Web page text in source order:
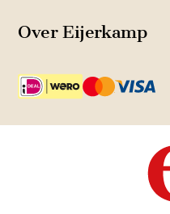
Over Eijerkamp